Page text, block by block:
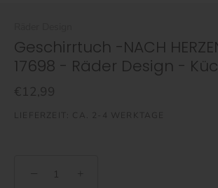
Geschirrtuch -NACH
17698 - Räder Design -
€12,99
LIEFERZEIT: CA. 2-4 WERKTAGE
−